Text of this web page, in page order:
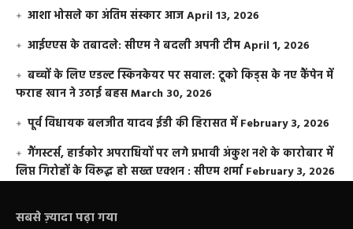
आशा भोसले का अंतिम संस्कार आजApril 13, 2026
आईएएस के तबादले: सीएम ने बदली अपनी टीमApril 1, 2026
बच्चों के लिए एडल्ट स्किनकेयर पर सवाल: टूको किड्स के नए कैंपेन में
फराह खान ने उठाई बहसMarch 30, 2026
पूर्व विधायक बलजीत यादव ईडी की हिरासत में February 3, 2026
गैंगस्टर्स, हार्डकोर अपराधियों पर लगे प्रभावी अंकुश नशे के कारोबार में
लिप्त गिरोहों के विरूद्ध हो सख्त एक्शन : सीएम शर्मा February 3, 2026
सबसे ज़्यादा पढ़ा गया